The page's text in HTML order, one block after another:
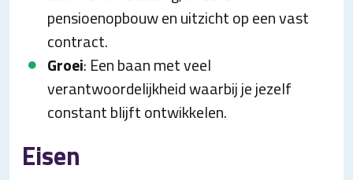
pensioenopbouw en uitzicht op een vast
contract.
Groei: Een baan met veel
verantwoordelijkheid waarbij je jezelf
constant blijft ontwikkelen.
Eisen